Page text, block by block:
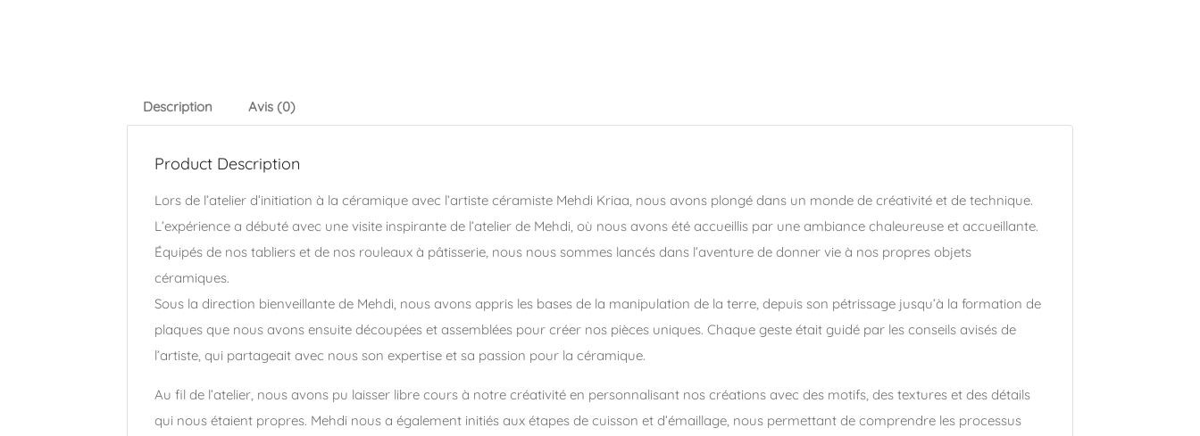
Description Avis (0)
Product Description
Lors de l’atelier d’initiation à la céramique avec l’artiste céramiste Mehdi Kriaa, nous avons plongé dans un monde de créativité et de technique.
L’expérience a débuté avec une visite inspirante de l’atelier de Mehdi, où nous avons été accueillis par une ambiance chaleureuse et accueillante.
Équipés de nos tabliers et de nos rouleaux à pâtisserie, nous nous sommes lancés dans l’aventure de donner vie à nos propres objets
céramiques.
Sous la direction bienveillante de Mehdi, nous avons appris les bases de la manipulation de la terre, depuis son pétrissage jusqu’à la formation de
plaques que nous avons ensuite découpées et assemblées pour créer nos pièces uniques. Chaque geste était guidé par les conseils avisés de
l’artiste, qui partageait avec nous son expertise et sa passion pour la céramique.
Au fil de l’atelier, nous avons pu laisser libre cours à notre créativité en personnalisant nos créations avec des motifs, des textures et des détails
qui nous étaient propres. Mehdi nous a également initiés aux étapes de cuisson et d’émaillage, nous permettant de comprendre les processus